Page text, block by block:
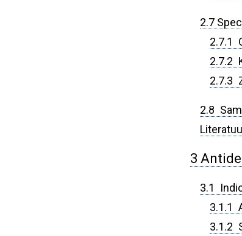
2.7
2.7.1
2.7.2
2.7.3
2.8
3
3.1
3.1.1
3.1.2